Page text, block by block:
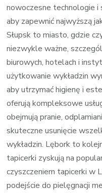
nowoczesne technologie i
aby zapewnić najwyższą
Słupsk to miasto, gdzie
niezwykle ważne,
biurowych, hotelach i
użytkowanie wykładzin
aby utrzymać higienę i
oferują kompleksowe
obejmują pranie,
skuteczne usunięcie
wykładzin. Lębork to
tapicerki zyskują na
czyszczeniem tapicerki w
podejście do pielęgnacji